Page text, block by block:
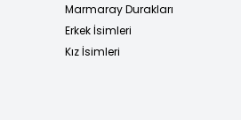
Marmaray Durakları
Erkek İsimleri
Kız İsimleri